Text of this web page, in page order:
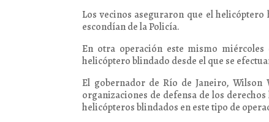
Los vecinos aseguraron que el
escondían de la Policía.
En otra operación este mismo
helicóptero blindado desde el que se
El gobernador de Río de Janeiro,
organizaciones de defensa de los
helicópteros blindados en este tipo de